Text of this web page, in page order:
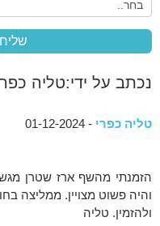
נכתב על ידי:טליה
טליה כפרי - 01-12-2024
הזמנתי מהשף ארז שטרן
והיה פשוט מצויין. ממליצה
ולהזמין. טליה